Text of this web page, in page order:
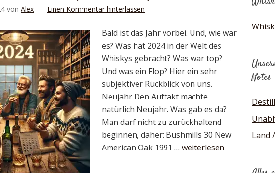
von Alex Einen Kommentar hinterlassen
Bald ist das Jahr vorbei. Und, wie war
es? Was hat 2024 in der Welt des
Whiskys gebracht? Was war top?
Und was ein Flop? Hier ein sehr
subjektiver Rückblick von uns.
Neujahr Den Auftakt machte
natürlich Neujahr. Was gab es da?
Man darf nicht zu zurückhaltend
beginnen, daher: Bushmills 30 New
American Oak 1991 … weiterlesen
Notes
Land